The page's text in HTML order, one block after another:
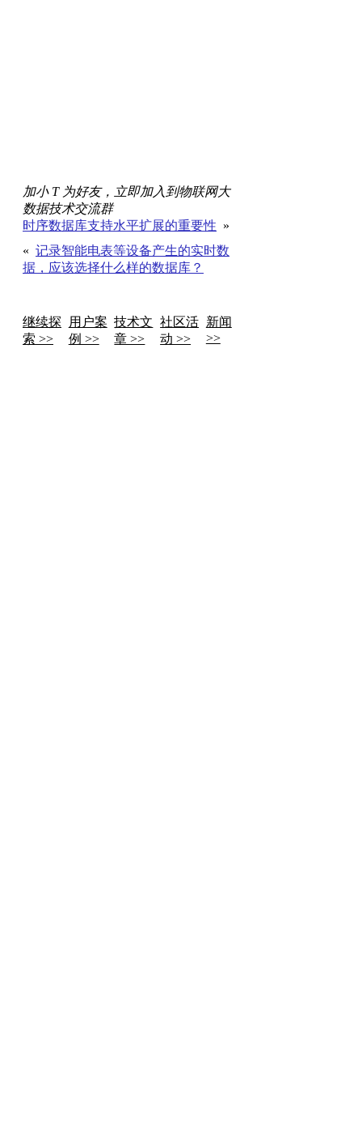
加小 T 为好友，立即加入到物联网大
数据技术交流群
时序数据库支持水平扩展的重要性 »
« 记录智能电表等设备产生的实时数
据，应该选择什么样的数据库？
继续探
索 >>
用户案
例 >>
技术文
章 >>
社区活
动 >>
新闻
>>